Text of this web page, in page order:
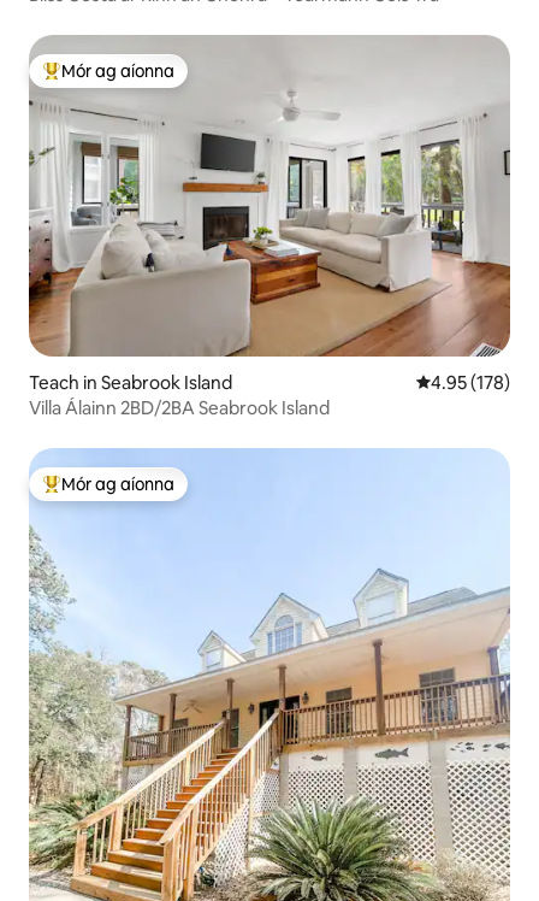
An-mhór ag aíonna
Mór ag aíonna
Teach in Seabrook Island Meánrátáil
4.95 (178)
Villa Álainn 2BD/2BA Seabrook Island
An-mhór ag aíonna
Mór ag aíonna